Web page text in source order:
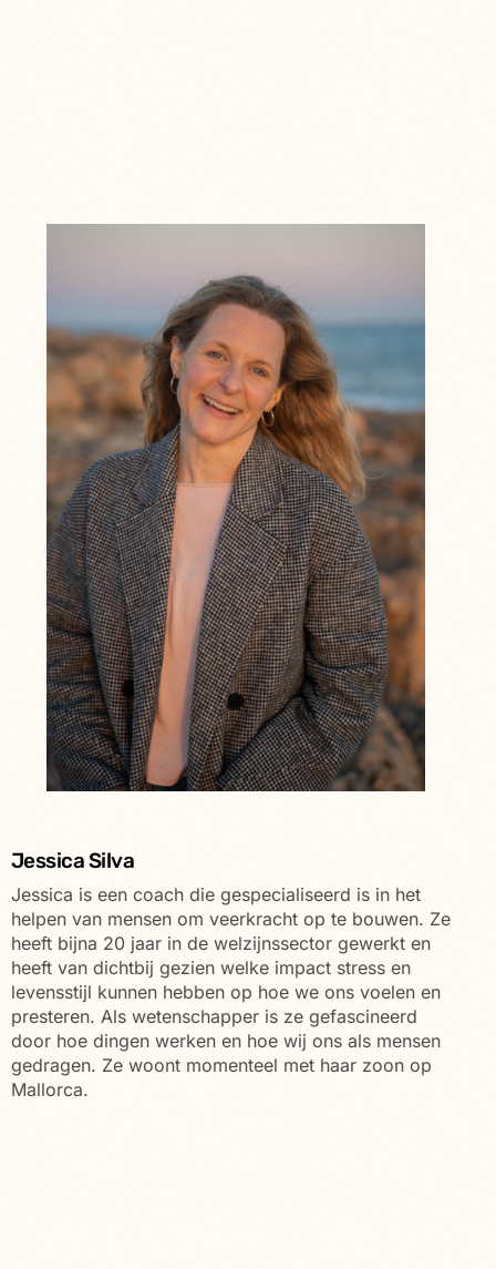
Jessica Silva
Jessica is een coach die gespecialiseerd is in het
helpen van mensen om veerkracht op te bouwen. Ze
heeft bijna 20 jaar in de welzijnssector gewerkt en
heeft van dichtbij gezien welke impact stress en
levensstijl kunnen hebben op hoe we ons voelen en
presteren. Als wetenschapper is ze gefascineerd
door hoe dingen werken en hoe wij ons als mensen
gedragen. Ze woont momenteel met haar zoon op
Mallorca.